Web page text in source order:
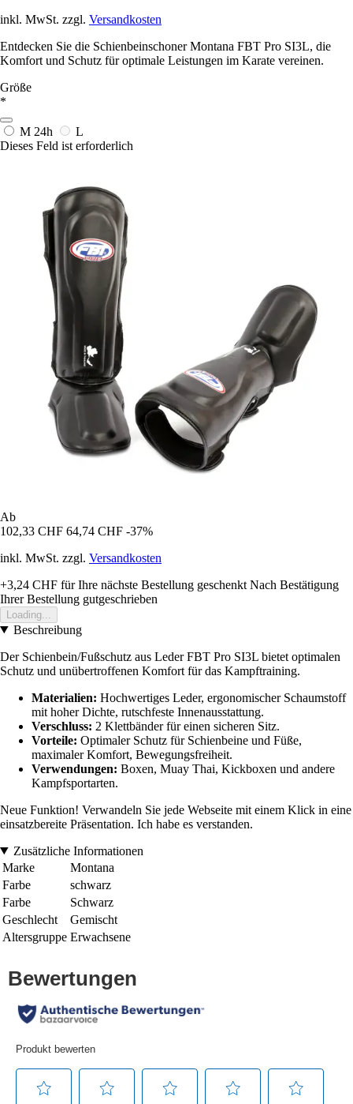
inkl. MwSt. zzgl. Versandkosten
Entdecken Sie die Schienbeinschoner Montana FBT Pro SI3L, die
Komfort und Schutz für optimale Leistungen im Karate vereinen.
Größe
*
M 24h
L
Dieses Feld ist erforderlich
Ab
102,33 CHF 64,74 CHF -37%
inkl. MwSt. zzgl. Versandkosten
+3,24 CHF für Ihre nächste Bestellung geschenkt Nach Bestätigung
Ihrer Bestellung gutgeschrieben
Loading...
Beschreibung
Der Schienbein/Fußschutz aus Leder FBT Pro SI3L bietet optimalen
Schutz und unübertroffenen Komfort für das Kampftraining.
Materialien: Hochwertiges Leder, ergonomischer Schaumstoff
mit hoher Dichte, rutschfeste Innenausstattung.
Verschluss: 2 Klettbänder für einen sicheren Sitz.
Vorteile: Optimaler Schutz für Schienbeine und Füße,
maximaler Komfort, Bewegungsfreiheit.
Verwendungen: Boxen, Muay Thai, Kickboxen und andere
Kampfsportarten.
Neue Funktion! Verwandeln Sie jede Webseite mit einem Klick in eine
einsatzbereite Präsentation. Ich habe es verstanden.
Zusätzliche Informationen
Marke
Montana
Farbe
schwarz
Farbe
Schwarz
Geschlecht
Gemischt
Altersgruppe Erwachsene